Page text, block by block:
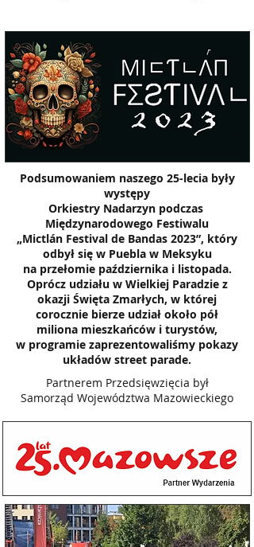
Podsumowaniem naszego 25-lecia były
występy
Orkiestry Nadarzyn podczas
Międzynarodowego Festiwalu
„Mictlán Festival de Bandas 2023”, który
odbył się w Puebla w Meksyku
na przełomie października i listopada.
Oprócz udziału w Wielkiej Paradzie z
okazji Święta Zmarłych, w której
corocznie bierze udział około pół
miliona mieszkańców i turystów,
w programie zaprezentowaliśmy pokazy
układów street parade.
Partnerem Przedsięwzięcia był
Samorząd Województwa Mazowieckiego